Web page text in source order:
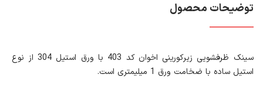
توضیحات محصول
سینک ظرفشویی زیرکورینی اخوان کد 403 با ورق استیل 304 از نوع
استیل ساده با ضخامت ورق 1 میلیمتری است.